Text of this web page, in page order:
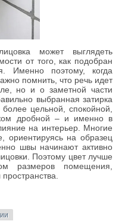
может выглядеть
от того, как подобран
Именно поэтому, когда
помнить, что речь идет
но и о заметной части
выбранная затирка
цельной, спокойной,
дробной – и именно в
на интерьер. Многие
ориентируясь на образец
швы начинают активно
Поэтому цвет лучше
размеров помещения,